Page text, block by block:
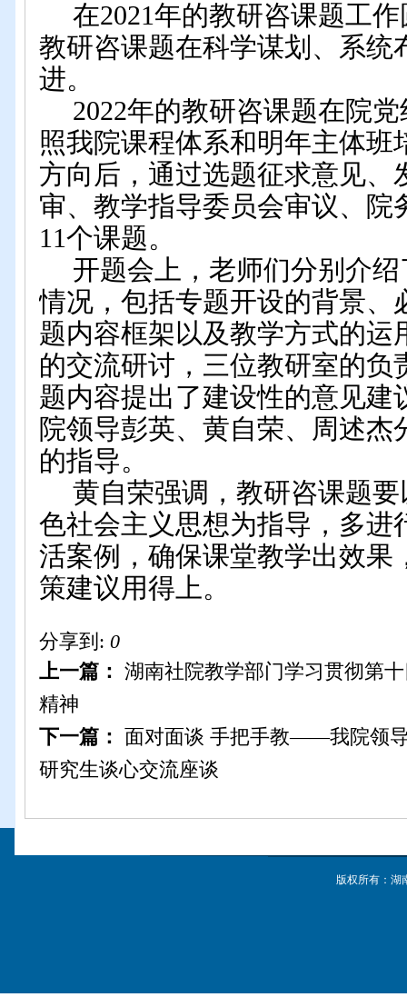
在2021年的教研咨课题工
教研咨课题在科学谋划、系统
进。
2022年的教研咨课题在院
照我院课程体系和明年主体班
方向后，通过选题征求意见、
审、教学指导委员会审议、院
11个课题。
开题会上，老师们分别介
情况，包括专题开设的背景、
题内容框架以及教学方式的运
的交流研讨，三位教研室的负
题内容提出了建设性的意见建
院领导彭英、黄自荣、周述杰
的指导。
黄自荣强调，教研咨课题
色社会主义思想为指导，多进
活案例，确保课堂教学出效果
策建议用得上。
分享到: 0
上一篇： 湖南社院教学部门学习贯彻第
精神
下一篇： 面对面谈 手把手教——我院领
研究生谈心交流座谈
版权所有：湖